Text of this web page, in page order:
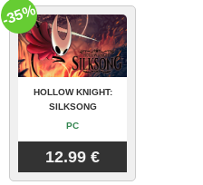
HOLLOW KNIGHT:
SILKSONG
PC
12.99 €
-35%